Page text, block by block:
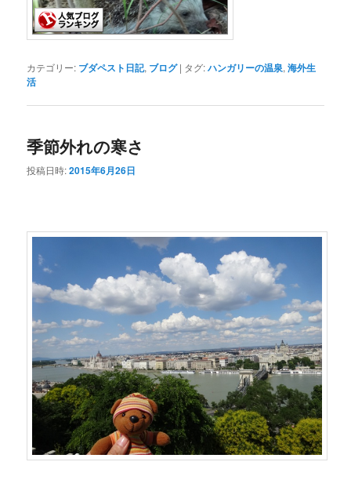
カテゴリー: ブダペスト日記, ブログ | タグ:ハンガリーの温泉,海外生
活
季節外れの寒さ
投稿日時:2015年6月26日